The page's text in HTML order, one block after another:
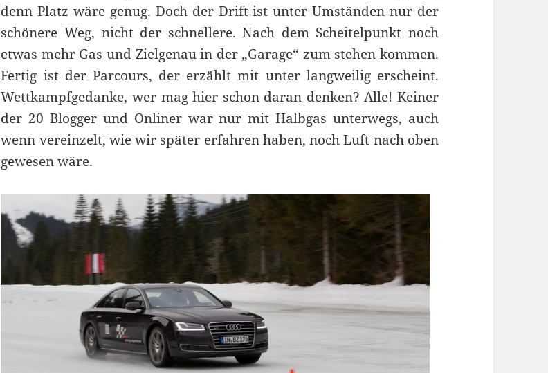
denn Platz wäre genug. Doch der Drift ist unter Umständen nur der
schönere Weg, nicht der schnellere. Nach dem Scheitelpunkt noch
etwas mehr Gas und Zielgenau in der „Garage“ zum stehen kommen.
Fertig ist der Parcours, der erzählt mit unter langweilig erscheint.
Wettkampfgedanke, wer mag hier schon daran denken? Alle! Keiner
der 20 Blogger und Onliner war nur mit Halbgas unterwegs, auch
wenn vereinzelt, wie wir später erfahren haben, noch Luft nach oben
gewesen wäre.